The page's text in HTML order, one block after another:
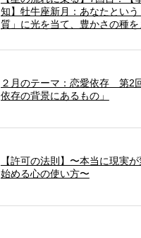
知】牡牛座新月：あなたという
質」に光を当て、豊かさの種を
２月のテーマ：恋愛依存 第2
依存の背景にあるもの」
【許可の法則】〜本当に現実が
始める心の使い方〜